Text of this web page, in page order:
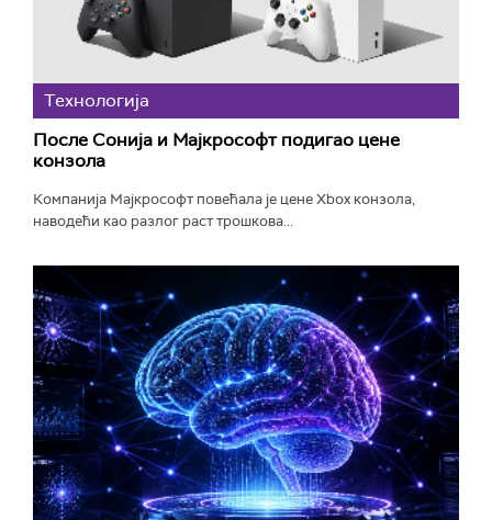
Технологијa
После Сонија и Мајкрософт подигао цене
конзола
Компанија Мајкрософт повећала је цене Xbox конзола,
наводећи као разлог раст трошкова...